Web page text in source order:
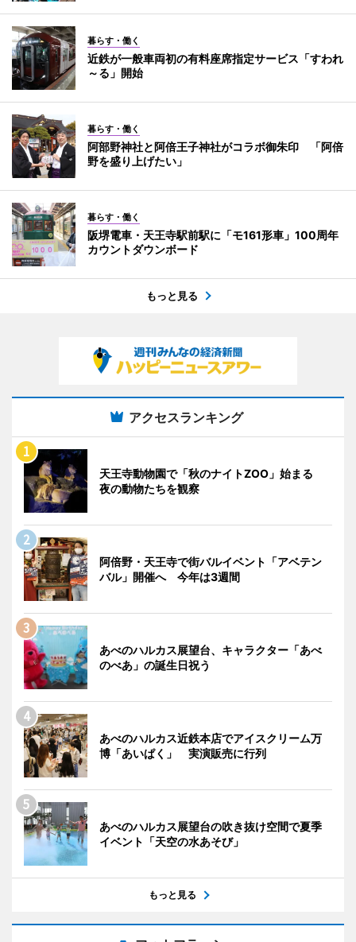
暮らす・働く
近鉄が一般車両初の有料座席指定サービス「すわれ
～る」開始
暮らす・働く
阿部野神社と阿倍王子神社がコラボ御朱印 「阿倍
野を盛り上げたい」
暮らす・働く
阪堺電車・天王寺駅前駅に「モ161形車」100周年
カウントダウンボード
もっと見る
アクセスランキング
天王寺動物園で「秋のナイトZOO」始まる
夜の動物たちを観察
阿倍野・天王寺で街バルイベント「アベテン
バル」開催へ 今年は3週間
あべのハルカス展望台、キャラクター「あべ
のべあ」の誕生日祝う
あべのハルカス近鉄本店でアイスクリーム万
博「あいぱく」 実演販売に行列
あべのハルカス展望台の吹き抜け空間で夏季
イベント「天空の水あそび」
もっと見る